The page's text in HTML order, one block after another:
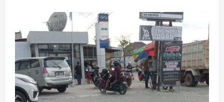
Supriyadi
:
Perpres
No
5
Tahun
2025,
Wajib
Berpihak
kepada
Rakyat